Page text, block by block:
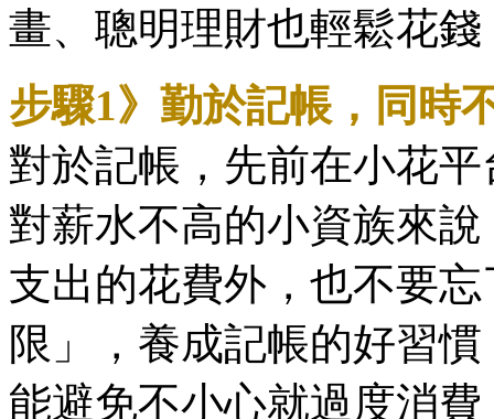
畫、聰明理財也輕鬆花
步驟1》勤於記帳，同時
對於記帳，先前在小花
對薪水不高的小資族來
支出的花費外，也不要
限」，養成記帳的好習
能避免不小心就過度消